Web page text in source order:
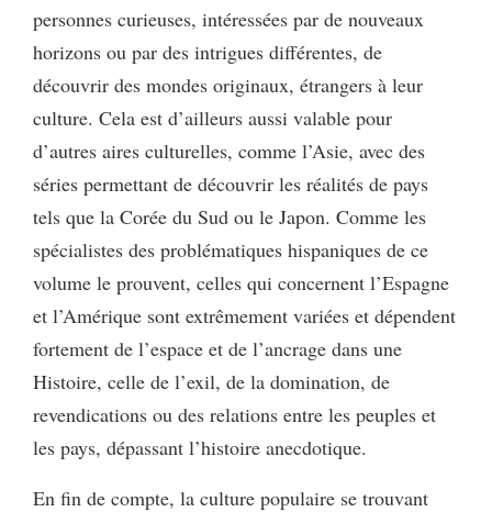
personnes curieuses, intéressées par de nouveaux
horizons ou par des intrigues différentes, de
découvrir des mondes originaux, étrangers à leur
culture. Cela est d’ailleurs aussi valable pour
d’autres aires culturelles, comme l’Asie, avec des
séries permettant de découvrir les réalités de pays
tels que la Corée du Sud ou le Japon. Comme les
spécialistes des problématiques hispaniques de ce
volume le prouvent, celles qui concernent l’Espagne
et l’Amérique sont extrêmement variées et dépendent
fortement de l’espace et de l’ancrage dans une
Histoire, celle de l’exil, de la domination, de
revendications ou des relations entre les peuples et
les pays, dépassant l’histoire anecdotique.
En fin de compte, la culture populaire se trouvant